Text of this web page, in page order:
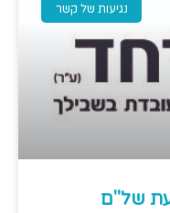
נגיעות של קשר
של"ם